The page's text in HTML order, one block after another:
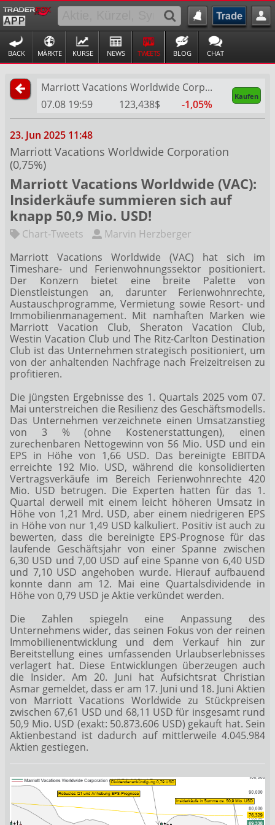
BACK MÄRKTE KURSE NEWS TWEETS BLOG CHAT
Marriott Vacations Worldwide Corporation
Kaufen
07.08 19:59 123,438$ -1,05%
23. Jun 2025 11:48
Marriott Vacations Worldwide Corporation
(0,75%)
Marriott Vacations Worldwide (VAC):
Insiderkäufe summieren sich auf
knapp 50,9 Mio. USD!
Chart-Tweets
Marvin Herzberger
Marriott Vacations Worldwide (VAC) hat sich im
Timeshare- und Ferienwohnungssektor positioniert.
Der Konzern bietet eine breite Palette von
Dienstleistungen an, darunter Ferienwohnrechte,
Austauschprogramme, Vermietung sowie Resort- und
Immobilienmanagement. Mit namhaften Marken wie
Marriott Vacation Club, Sheraton Vacation Club,
Westin Vacation Club und The Ritz-Carlton Destination
Club ist das Unternehmen strategisch positioniert, um
von der anhaltenden Nachfrage nach Freizeitreisen zu
profitieren.
Die jüngsten Ergebnisse des 1. Quartals 2025 vom 07.
Mai unterstreichen die Resilienz des Geschäftsmodells.
Das Unternehmen verzeichnete einen Umsatzanstieg
von 3 % (ohne Kostenerstattungen), einen
zurechenbaren Nettogewinn von 56 Mio. USD und ein
EPS in Höhe von 1,66 USD. Das bereinigte EBITDA
erreichte 192 Mio. USD, während die konsolidierten
Vertragsverkäufe im Bereich Ferienwohnrechte 420
Mio. USD betrugen. Die Experten hatten für das 1.
Quartal derweil mit einem leicht höheren Umsatz in
Höhe von 1,21 Mrd. USD, aber einem niedrigeren EPS
in Höhe von nur 1,49 USD kalkuliert. Positiv ist auch zu
bewerten, dass die bereinigte EPS-Prognose für das
laufende Geschäftsjahr von einer Spanne zwischen
6,30 USD und 7,00 USD auf eine Spanne von 6,40 USD
und 7,10 USD angehoben wurde. Hierauf aufbauend
konnte dann am 12. Mai eine Quartalsdividende in
Höhe von 0,79 USD je Aktie verkündet werden.
Die Zahlen spiegeln eine Anpassung des
Unternehmens wider, das seinen Fokus von der reinen
Immobilienentwicklung und dem Verkauf hin zur
Bereitstellung eines umfassenden Urlaubserlebnisses
verlagert hat. Diese Entwicklungen überzeugen auch
die Insider. Am 20. Juni hat Aufsichtsrat Christian
Asmar gemeldet, dass er am 17. Juni und 18. Juni Aktien
von Marriott Vacations Worldwide zu Stückpreisen
zwischen 67,61 USD und 68,11 USD für insgesamt rund
50,9 Mio. USD (exakt: 50.873.606 USD) gekauft hat. Sein
Aktienbestand ist dadurch auf mittlerweile 4.045.984
Aktien gestiegen.